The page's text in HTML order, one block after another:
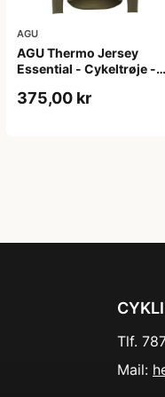
AGU
AGU Thermo Jersey
Essential - Cykeltrøje -
XXL
375,00 kr
Tlf.
Mail: